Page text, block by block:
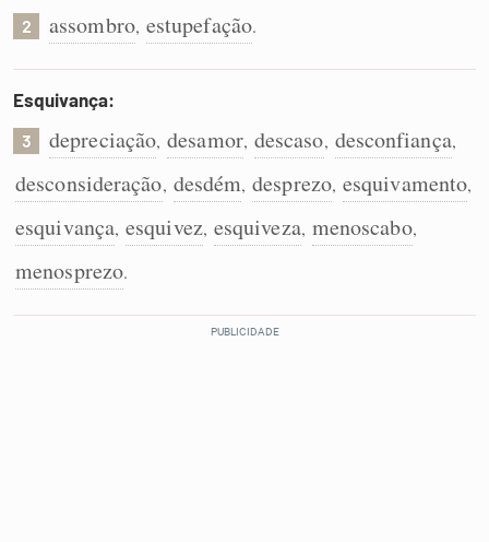
Conexões
Caça-palavras
Dicionário
Sinônimos
2 assombro, estupefação.
Esquivança:
3 depreciação, desamor, descaso, desconfiança,
desconsideração, desdém, desprezo, esquivamento,
esquivança, esquivez, esquiveza, menoscabo,
menosprezo.